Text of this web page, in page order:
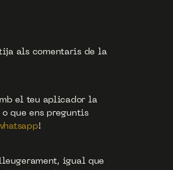
als comentaris de la
el teu aplicador la
que ens preguntis
!
igual que